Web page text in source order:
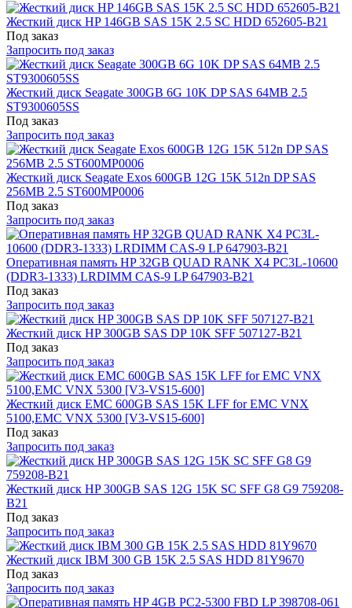
Жесткий диск HP 146GB SAS 15K 2.5 SC HDD 652605-B21
Под заказ
Запросить под заказ
Жесткий диск Seagate 300GB 6G 10K DP SAS 64MB 2.5
ST9300605SS
Под заказ
Запросить под заказ
Жесткий диск Seagate Exos 600GB 12G 15K 512n DP SAS
256MB 2.5 ST600MP0006
Под заказ
Запросить под заказ
Оперативная память HP 32GB QUAD RANK X4 PC3L-10600
(DDR3-1333) LRDIMM CAS-9 LP 647903-B21
Под заказ
Запросить под заказ
Жесткий диск HP 300GB SAS DP 10K SFF 507127-B21
Под заказ
Запросить под заказ
Жесткий диск EMC 600GB SAS 15K LFF for EMC VNX
5100,EMC VNX 5300 [V3-VS15-600]
Под заказ
Запросить под заказ
Жесткий диск HP 300GB SAS 12G 15K SC SFF G8 G9 759208-
B21
Под заказ
Запросить под заказ
Жесткий диск IBM 300 GB 15K 2.5 SAS HDD 81Y9670
Под заказ
Запросить под заказ